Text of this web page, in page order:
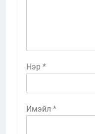
Нэр *
Имэйл *